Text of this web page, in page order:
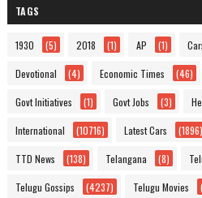
TAGS
1930 (5) 2018 (1) AP (1)
Devotional (4) Economic Times (46)
Govt Initiatives (1) Govt Jobs (3)
International (10716) Latest Cars (1896)
TTD News (138) Telangana (8)
Telugu Gossips (4237) Telugu Movies